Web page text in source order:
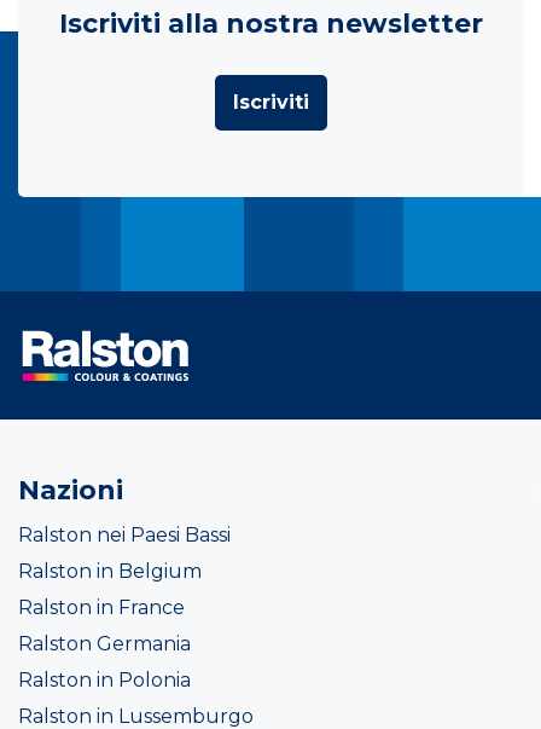
Iscriviti alla nostra newsletter
Iscriviti
Nazioni
Ralston nei Paesi Bassi
Ralston in Belgium
Ralston in France
Ralston Germania
Ralston in Polonia
Ralston in Lussemburgo